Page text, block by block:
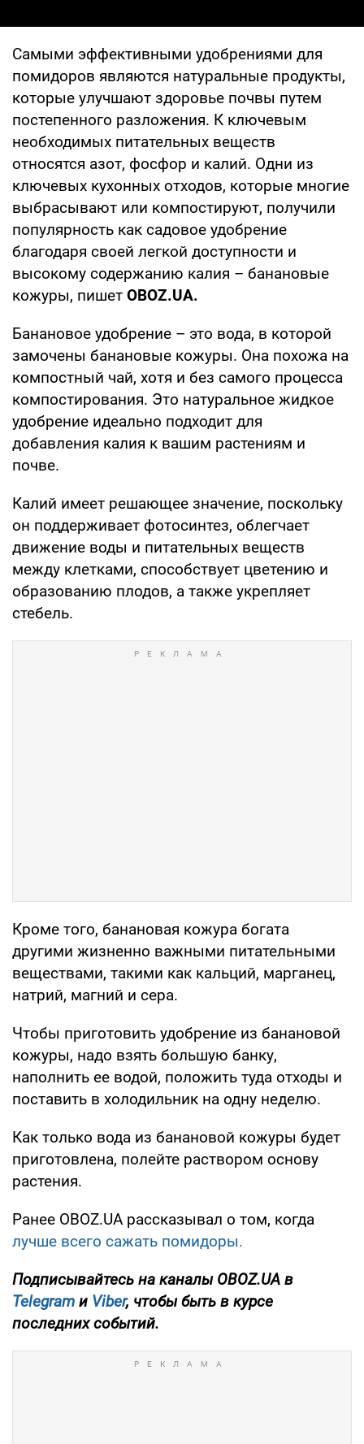
Самыми эффективными удобрениями для
помидоров являются натуральные продукты,
которые улучшают здоровье почвы путем
постепенного разложения. К ключевым
необходимых питательных веществ
относятся азот, фосфор и калий. Одни из
ключевых кухонных отходов, которые многие
выбрасывают или компостируют, получили
популярность как садовое удобрение
благодаря своей легкой доступности и
высокому содержанию калия – банановые
кожуры, пишет OBOZ.UA.
Банановое удобрение – это вода, в которой
замочены банановые кожуры. Она похожа на
компостный чай, хотя и без самого процесса
компостирования. Это натуральное жидкое
удобрение идеально подходит для
добавления калия к вашим растениям и
почве.
Калий имеет решающее значение, поскольку
он поддерживает фотосинтез, облегчает
движение воды и питательных веществ
между клетками, способствует цветению и
образованию плодов, а также укрепляет
стебель.
Кроме того, банановая кожура богата
другими жизненно важными питательными
веществами, такими как кальций, марганец,
натрий, магний и сера.
Чтобы приготовить удобрение из банановой
кожуры, надо взять большую банку,
наполнить ее водой, положить туда отходы и
поставить в холодильник на одну неделю.
Как только вода из банановой кожуры будет
приготовлена, полейте раствором основу
растения.
Ранее OBOZ.UA рассказывал о том, когда
лучше всего сажать помидоры.
Подписывайтесь на каналы OBOZ.UA в
Telegram и Viber, чтобы быть в курсе
последних событий.